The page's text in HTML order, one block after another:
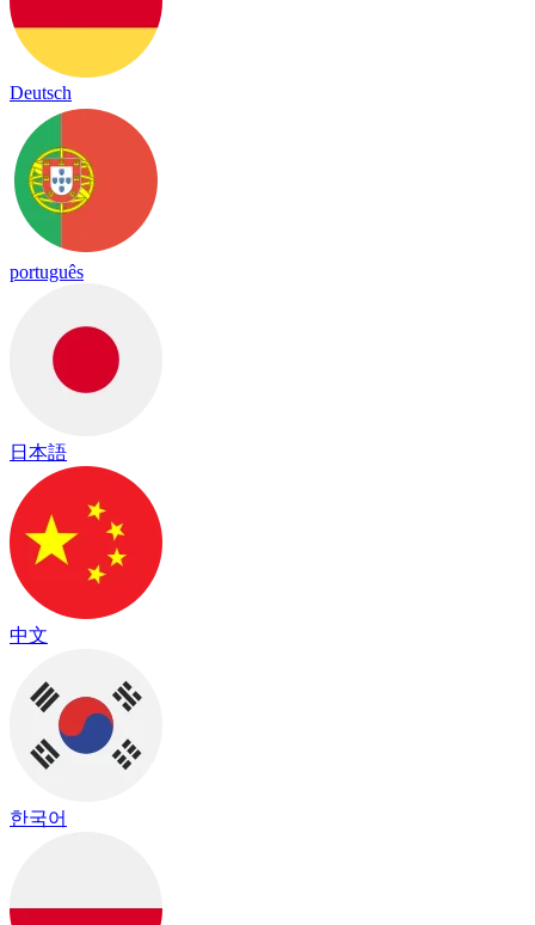
Deutsch
português
日本語
中文
한국어